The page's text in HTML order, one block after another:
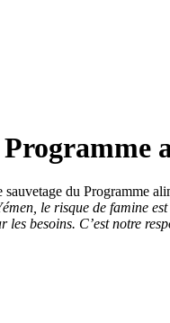
du Programme
le risque de famine
besoins. C’est notre